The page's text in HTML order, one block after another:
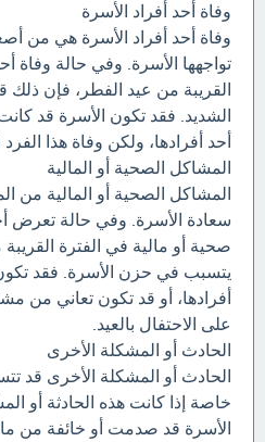
وفاة أحد أفراد الأسرة
وفاة أحد أفراد الأسرة هي من
تواجهها الأسرة. وفي حالة وفاة
القريبة من عيد الفطر، فإن
الشديد. فقد تكون الأسرة قد
أحد أفرادها، ولكن وفاة هذا
المشاكل الصحية أو المالية
المشاكل الصحية أو المالية من
سعادة الأسرة. وفي حالة تعرض
صحية أو مالية في الفترة
يتسبب في حزن الأسرة. فقد
أفرادها، أو قد تكون تعاني من
على الاحتفال بالعيد.
الحادث أو المشكلة الأخرى
الحادث أو المشكلة الأخرى قد
خاصة إذا كانت هذه الحادثة أو
الأسرة قد صدمت أو خائفة من